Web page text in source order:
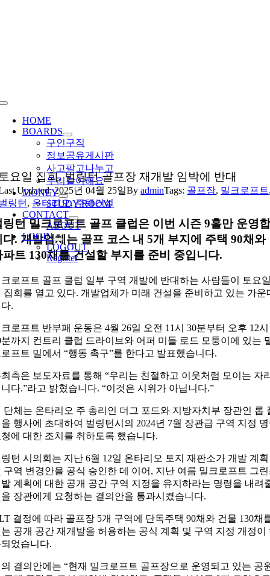
Toggle
Navigation
HOME
BOARDS
구인구직
정보공유게시판
사고팔고나누고
우리같이해요
MONEY
STUDY ROOM
CONTACT
ABOUT
LOGIN
LOGOUT
Register
요일 집회, 벌링턴 골프장 재개발 임박에 반대
Updated: 2025년 04월 25일ByadminTags: 골프장, 밀크로프트
링턴 , 온타리오,주택건설
링턴 밀크로프트 골프 클럽은 이번 시즌 9홀만 운영합
다. 개발업체는 골프 코스 내 5개 부지에 주택 90채와
파트 130채를 건설할 부지를 준비 중입니다.
로프트 골프 클럽 일부 구역 개발에 반대하는 사람들이 토요
집회를 열고 있다. 개발업체가 미래 건설을 준비하고 있는 가운
.
로프트 반부패 운동은 4월 26일 오전 11시 30분부터 오후 12시
분까지 컨트리 클럽 드라이브와 어퍼 미들 로드 모퉁이에 있는
프트 밀에서 “행동 촉구”를 한다고 발표했습니다.
측은 보도자료를 통해 “우리는 친절하고 이웃처럼 모이는 자
다.”라고 밝혔습니다. “이것은 시위가 아닙니다.”
단체는 온타리오 주 총리인 더그 포드와 지방자치부 장관인 롭
행사에 초대하여 벌링턴시의 2024년 7월 장관급 구역 지정
에 대한 조치를 취하도록 했습니다.
턴 시의회는 지난 6월 12일 온타리오 토지 재판소가 개발 계획
구역 변경안을 공식 승인한 데 이어, 지난 여름 밀크로프트 그
계획에 대한 공개 공간 구역 지정을 유지하라는 명령을 내려
장관에게 요청하는 결의안을 통과시켰습니다.
결정에 따라 골프장 5개 구역에 단독주택 90채와 건물 130채
공개 공간 재개발을 허용하는 공식 계획 및 구역 지정 개정이
었습니다.
결의안에는 “현재 밀크로프트 골프장으로 운영되고 있는 공